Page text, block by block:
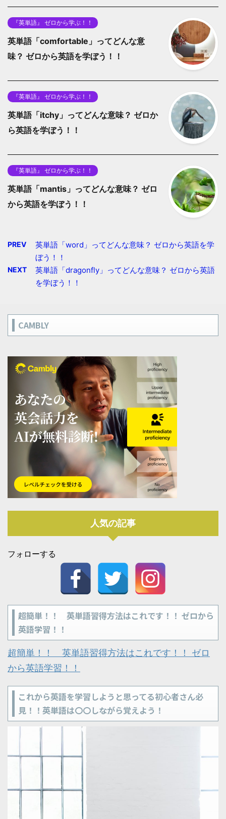
『英単語』 ゼロから学ぶ！！
英単語「comfortable」ってどんな意
味？ ゼロから英語を学ぼう！！
『英単語』 ゼロから学ぶ！！
英単語「itchy」ってどんな意味？ ゼロか
ら英語を学ぼう！！
『英単語』 ゼロから学ぶ！！
英単語「mantis」ってどんな意味？ ゼロ
から英語を学ぼう！！
PREV
英単語「word」ってどんな意味？ ゼロから英語を学
ぼう！！
NEXT
英単語「dragonfly」ってどんな意味？ ゼロから英語
を学ぼう！！
CAMBLY
人気の記事
フォローする
超簡単！！ 英単語習得方法はこれです！！ ゼロから
英語学習！！
超簡単！！ 英単語習得方法はこれです！！ ゼロ
から英語学習！！
これから英語を学習しようと思ってる初心者さん必
見！！英単語は〇〇しながら覚えよう！